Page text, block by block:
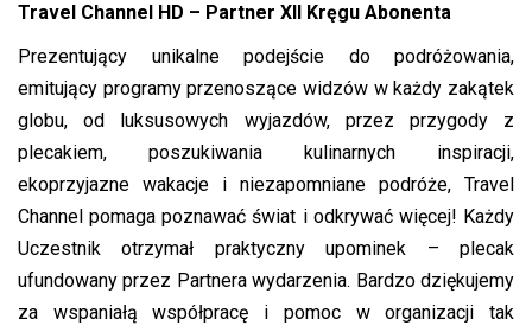
Travel Channel HD – Partner XII Kręgu Abonenta
Prezentujący unikalne podejście do podróżowania,
emitujący programy przenoszące widzów w każdy zakątek
globu, od luksusowych wyjazdów, przez przygody z
plecakiem, poszukiwania kulinarnych inspiracji,
ekoprzyjazne wakacje i niezapomniane podróże, Travel
Channel pomaga poznawać świat i odkrywać więcej! Każdy
Uczestnik otrzymał praktyczny upominek – plecak
ufundowany przez Partnera wydarzenia. Bardzo dziękujemy
za wspaniałą współpracę i pomoc w organizacji tak